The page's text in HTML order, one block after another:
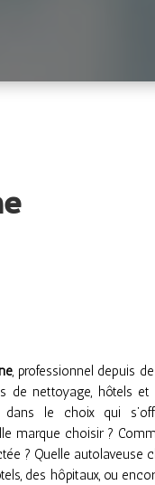
, professionnel depuis
de nettoyage, hôtels
dans le choix qui
marque choisir ?
? Quelle autolaveuse
des hôpitaux, ou